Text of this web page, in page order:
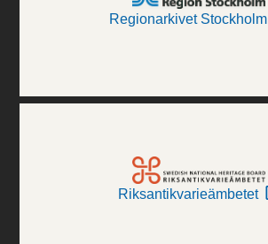
Regionarkivet Stockholm
Riksantikvarieämbetet